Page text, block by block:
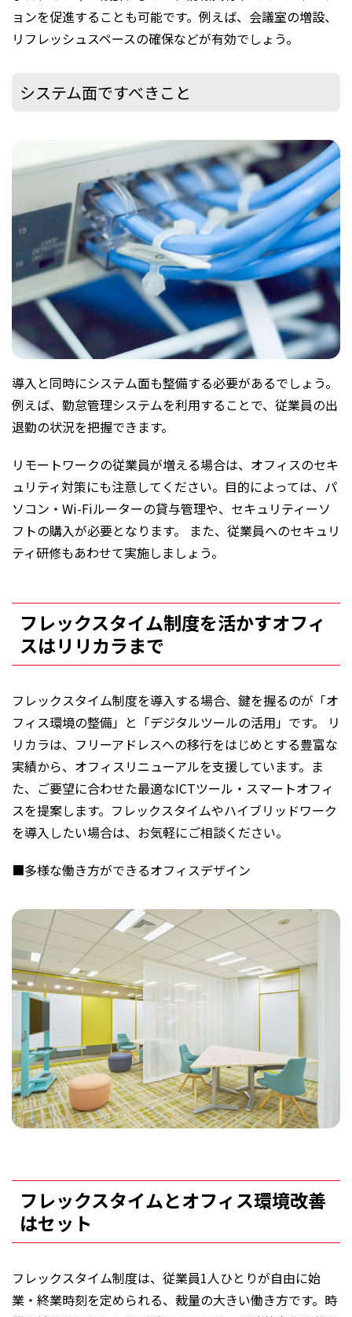
ョンを促進することも可能です。例えば、会議室の増設、
リフレッシュスペースの確保などが有効でしょう。
システム面ですべきこと
導入と同時にシステム面も整備する必要があるでしょう。
例えば、勤怠管理システムを利用することで、従業員の出
退勤の状況を把握できます。
リモートワークの従業員が増える場合は、オフィスのセキ
ュリティ対策にも注意してください。目的によっては、パ
ソコン・Wi-Fiルーターの貸与管理や、セキュリティーソ
フトの購入が必要となります。 また、従業員へのセキュリ
ティ研修もあわせて実施しましょう。
フレックスタイム制度を活かすオフィ
スはリリカラまで
フレックスタイム制度を導入する場合、鍵を握るのが「オ
フィス環境の整備」と「デジタルツールの活用」です。 リ
リカラは、フリーアドレスへの移行をはじめとする豊富な
実績から、オフィスリニューアルを支援しています。ま
た、ご要望に合わせた最適なICTツール・スマートオフィ
スを提案します。フレックスタイムやハイブリッドワーク
を導入したい場合は、お気軽にご相談ください。
■多様な働き方ができるオフィスデザイン
フレックスタイムとオフィス環境改善
はセット
フレックスタイム制度は、従業員1人ひとりが自由に始
業・終業時刻を定められる、裁量の大きい働き方です。時